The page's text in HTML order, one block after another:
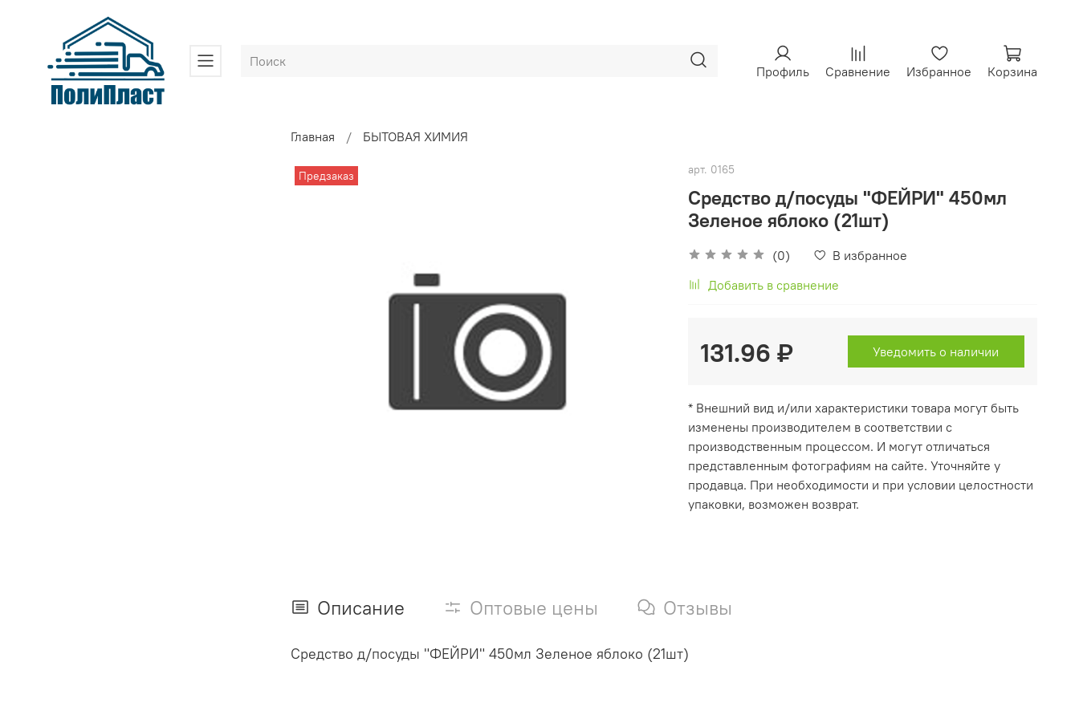
Профиль Сравнение Избранное Корзина
Главная БЫТОВАЯ ХИМИЯ
Предзаказ арт. 0165
Средство д/посуды "ФЕЙРИ" 450мл
Зеленое яблоко (21шт)
(0)
В избранное
Добавить в сравнение
131.96 ₽ Уведомить о наличии
* Внешний вид и/или характеристики товара могут быть
изменены производителем в соответствии с
производственным процессом. И могут отличаться
представленным фотографиям на сайте. Уточняйте у
продавца. При необходимости и при условии целостности
упаковки, возможен возврат.
Описание Оптовые цены Отзывы
Средство д/посуды "ФЕЙРИ" 450мл Зеленое яблоко (21шт)